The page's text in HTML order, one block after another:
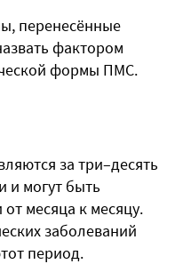
перенесённые
фактором
формы ПМС.
за три–десять
и могут быть
месяца к месяцу.
заболеваний
период.